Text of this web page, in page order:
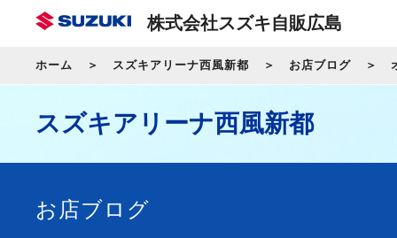
株式会社スズキ自販広島
ホーム スズキアリーナ西風新都 お店ブログ
スズキアリーナ西風新都
お店ブログ